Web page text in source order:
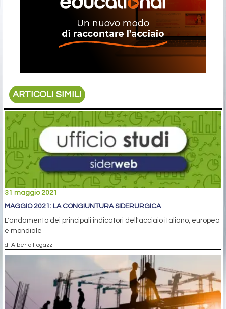
ARTICOLI SIMILI
31 maggio 2021
MAGGIO 2021: LA CONGIUNTURA SIDERURGICA
L'andamento dei principali indicatori dell'acciaio italiano, europeo
e mondiale
di Alberto Fogazzi